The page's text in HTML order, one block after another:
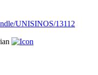
UNISINOS/13112